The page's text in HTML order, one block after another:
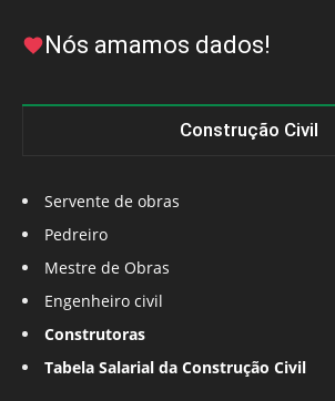
Nós amamos dados!
Construção Civil
Servente de obras
Pedreiro
Mestre de Obras
Engenheiro civil
Construtoras
Tabela Salarial da Construção Civil